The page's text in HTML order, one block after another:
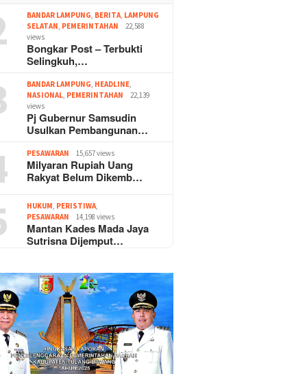
BANDAR LAMPUNG BERITA LAMPUNG
SELATAN PEMERINTAHAN
22,588
views
Bongkar Post – Terbukti
Selingkuh,…
BANDAR LAMPUNG HEADLINE
NASIONAL PEMERINTAHAN
22,139
views
Pj Gubernur Samsudin
Usulkan Pembangunan…
PESAWARAN 15,657 views
Milyaran Rupiah Uang
Rakyat Belum Dikemb…
HUKUM PERISTIWA
PESAWARAN
14,198 views
Mantan Kades Mada Jaya
Sutrisna Dijemput…